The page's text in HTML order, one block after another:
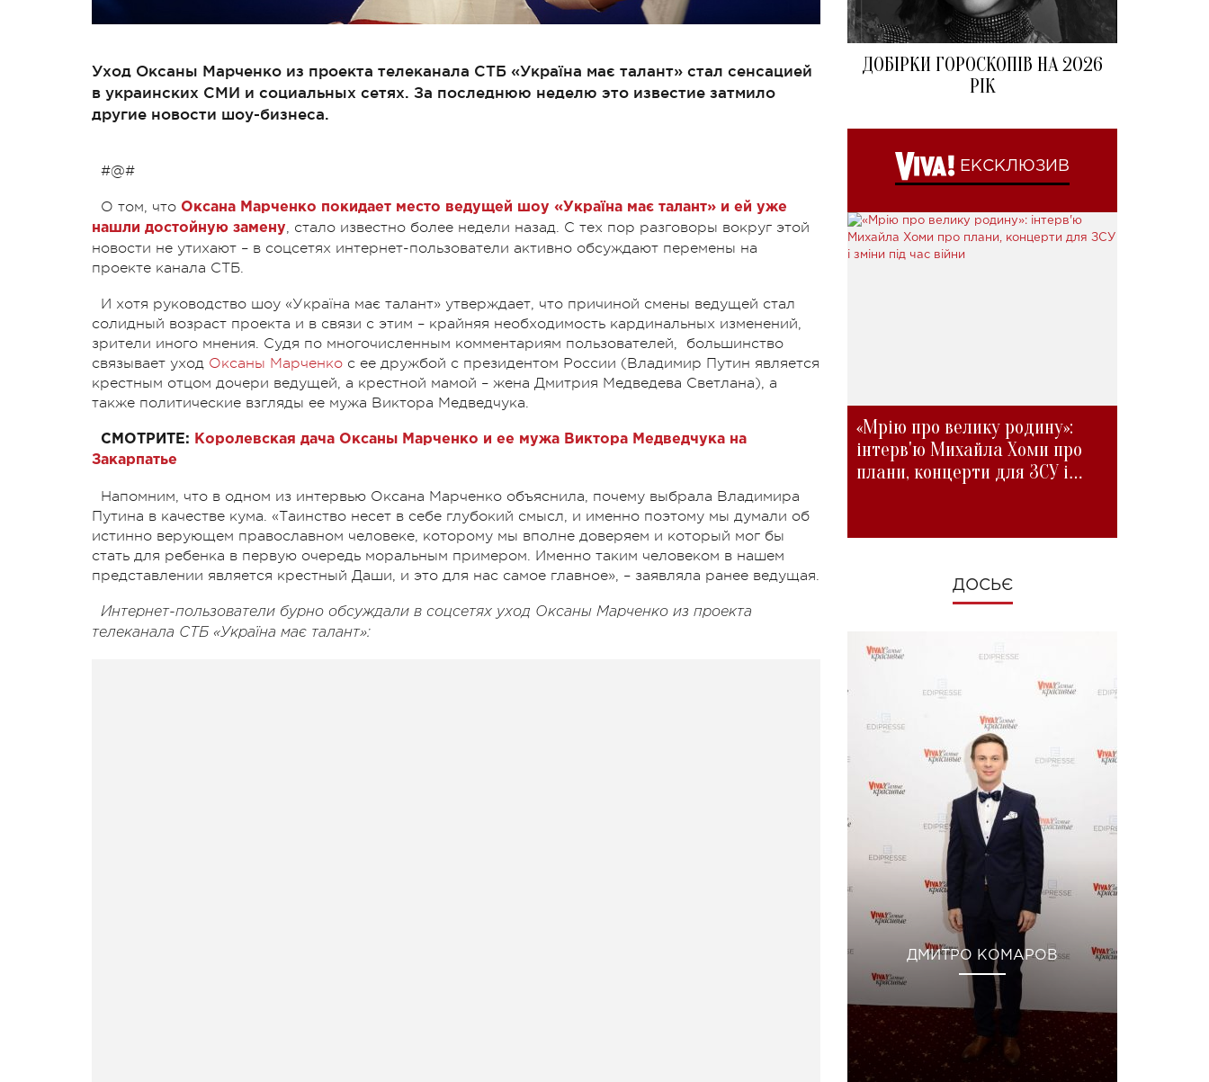
Уход Оксаны Марченко из проекта телеканала СТБ «Україна має талант» стал сенсацией
в украинских СМИ и социальных сетях. За последнюю неделю это известие затмило
другие новости шоу-бизнеса.
#@#
О том, что Оксана Марченко покидает место ведущей шоу «Україна має талант» и ей уже
нашли достойную замену, стало известно более недели назад. С тех пор разговоры вокруг этой
новости не утихают – в соцсетях интернет-пользователи активно обсуждают перемены на
проекте канала СТБ.
И хотя руководство шоу «Україна має талант» утверждает, что причиной смены ведущей стал
солидный возраст проекта и в связи с этим – крайняя необходимость кардинальных изменений,
зрители иного мнения. Судя по многочисленным комментариям пользователей, большинство
связывает уход Оксаны Марченко с ее дружбой с президентом России (Владимир Путин является
крестным отцом дочери ведущей, а крестной мамой – жена Дмитрия Медведева Светлана), а
также политические взгляды ее мужа Виктора Медведчука.
СМОТРИТЕ: Королевская дача Оксаны Марченко и ее мужа Виктора Медведчука на
Закарпатье
Напомним, что в одном из интервью Оксана Марченко объяснила, почему выбрала Владимира
Путина в качестве кума. «Таинство несет в себе глубокий смысл, и именно поэтому мы думали об
истинно верующем православном человеке, которому мы вполне доверяем и который мог бы
стать для ребенка в первую очередь моральным примером. Именно таким человеком в нашем
представлении является крестный Даши, и это для нас самое главное», – заявляла ранее ведущая.
Интернет-пользователи бурно обсуждали в соцсетях уход Оксаны Марченко из проекта
телеканала СТБ «Україна має талант»:
ДОБІРКИ ГОРОСКОПІВ НА 2026
РІК
ЕКСКЛЮЗИВ
«Мрію про велику родину»:
інтерв'ю Михайла Хоми про
плани, концерти для ЗСУ і
ДОСЬЄ
ДМИТРО КОМАРОВ